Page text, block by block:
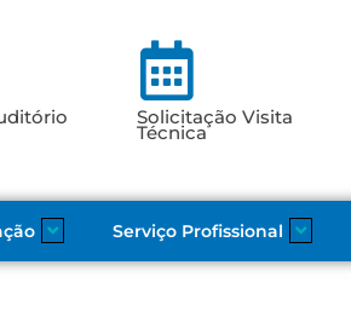
Solicitação Visita
Técnica
Serviço Profissional